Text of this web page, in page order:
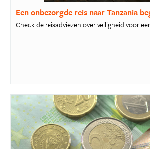
Een onbezorgde reis naar Tanzania
Check de reisadviezen over veiligheid voor